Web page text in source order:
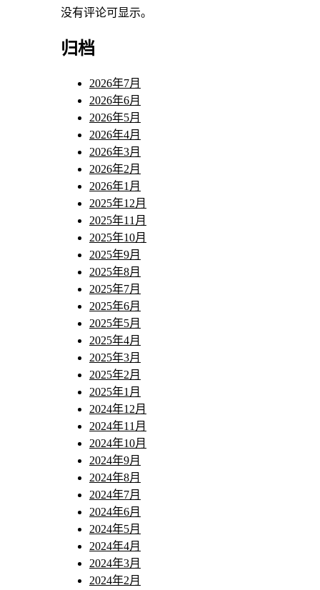
没有评论可显示。
归档
2026年7月
2026年6月
2026年5月
2026年4月
2026年3月
2026年2月
2026年1月
2025年12月
2025年11月
2025年10月
2025年9月
2025年8月
2025年7月
2025年6月
2025年5月
2025年4月
2025年3月
2025年2月
2025年1月
2024年12月
2024年11月
2024年10月
2024年9月
2024年8月
2024年7月
2024年6月
2024年5月
2024年4月
2024年3月
2024年2月